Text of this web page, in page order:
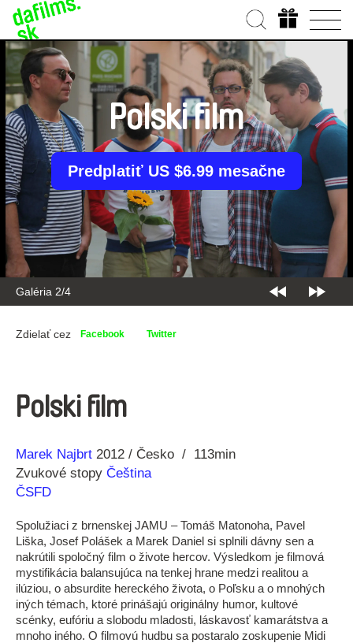
Galéria 2/4
Polski film
Predplatiť US $6.99 mesačne
Zdielať cez Facebook Twitter
Polski film
Réžia
Marek Najbrt
Rok
výroby
2012 Česko
113min
Zvukové stopy Čeština
ČSFD
Spolužiaci z brnenskej JAMU – Tomáš Matonoha, Pavel
Liška, Josef Polášek a Marek Daniel si splnili dávny sen a
nakrútili spoločný film o živote hercov. Výsledkom je filmová
mystifikácia balansujúca na tenkej hrane medzi realitou a
ilúziou, o absurdite hereckého života, o Poľsku a o mnohých
iných témach, ktoré prinášajú originálny humor, kultové
scénky, eufóriu a slobodu mladosti, láskavosť kamarátstva a
mnoho iného. O filmovú hudbu sa postaralo zoskupenie Midi